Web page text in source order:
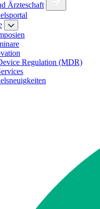
Ärzteschaft
Regulation (MDR)